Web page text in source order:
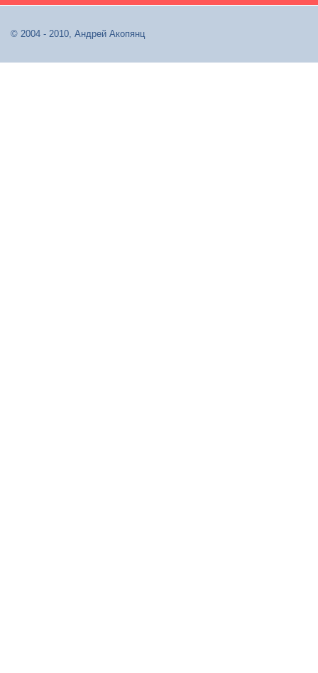
© 2004 - 2010, Андрей Акопянц